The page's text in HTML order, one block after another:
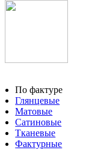
По фактуре
Глянцевые
Матовые
Сатиновые
Тканевые
Фактурные